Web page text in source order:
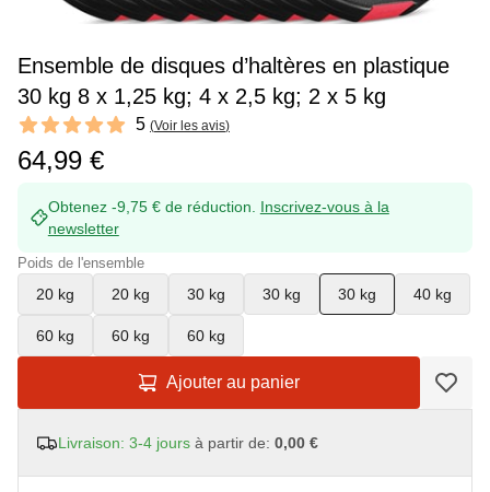
Ensemble de disques d’haltères en plastique
30 kg 8 x 1,25 kg; 4 x 2,5 kg; 2 x 5 kg
Reviews
5 out of 5 stars 5 (Voir les avis)
64,99 €
Obtenez -9,75 € de réduction. Inscrivez-vous à la
newsletter
Poids de l'ensemble
20 kg 20 kg 30 kg 30 kg 30 kg 40 kg
60 kg 60 kg 60 kg
Ajouter au panier
Livraison: 3-4 jours à partir de: 0,00 €